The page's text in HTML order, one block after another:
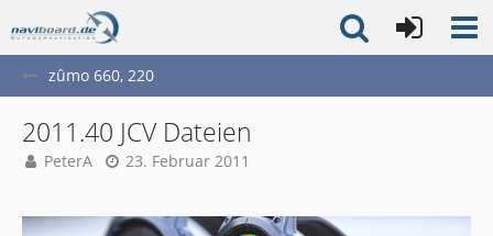
zûmo 660, 220
2011.40 JCV Dateien
PeterA 23. Februar 2011